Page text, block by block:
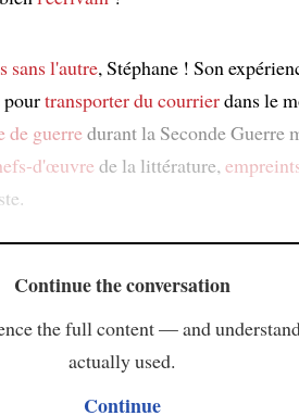
sans l'autre, Stéphane ! Son
transporter du courrierdans le
de guerredurant la Seconde Guerre
d'œuvre de la littérature,
Continue the conversation
the full content — and
actually used.
Continue